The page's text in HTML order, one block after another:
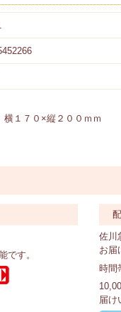
１７０×縦２００ｍｍ
です。
佐川
お届
時間
届け